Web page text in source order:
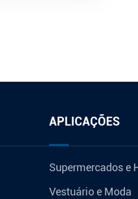
APLICAÇÕES
Supermercados e
Vestuário e Moda